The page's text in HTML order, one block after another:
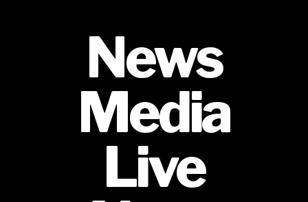
News
Media
Live